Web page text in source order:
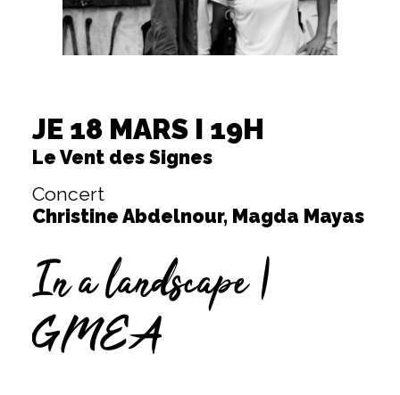
JE 18 MARS I 19H
Le Vent des Signes
Concert
Christine Abdelnour, Magda Mayas
In a landscape |
GMEA